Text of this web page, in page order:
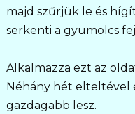
majd szűrjük le és
serkenti a gyümölcs
Alkalmazza ezt az
Néhány hét elteltével
gazdagabb lesz.